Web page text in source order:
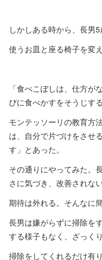
しかしある時から、長男
使うお皿と座る椅子を変
「食べこぼしは、仕方が
びに食べかすをそうじす
モンテッソーリの教育方
は、自分で片づけをさせ
す」とあった。
その通りにやってみた。
さに気づき、改善されな
期待は外れる。そんなに
長男は嫌がらずに掃除を
する様子もなく、ざっく
掃除をしてくれるだけ有